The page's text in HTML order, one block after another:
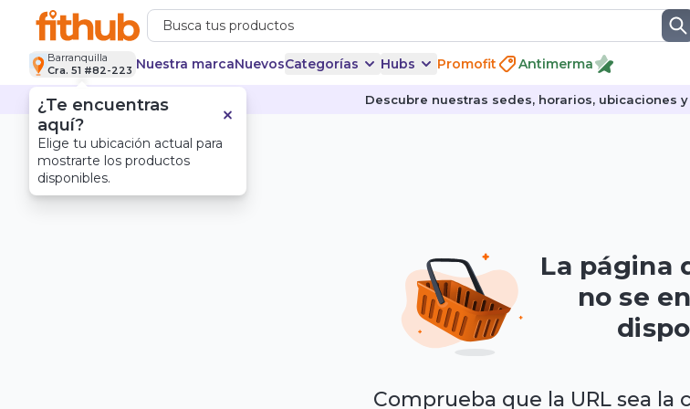
Barranquilla
Cra. 51 #82-223 Nuestra marcaNuevosCategorías Hubs Promofit Antimerma
Descubre nuestras sedes, horarios, ubicaciones
La página
no se
Comprueba que la URL sea
¿Te encuentras
aquí?
Elige tu ubicación actual para
mostrarte los productos
disponibles.